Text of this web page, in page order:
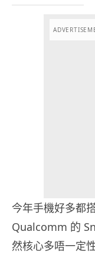
今年手機好多都
Qualcomm 的
然核心多唔一定